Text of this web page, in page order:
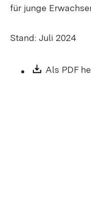
für junge
Stand: Juli 2024
Download:
Als PDF